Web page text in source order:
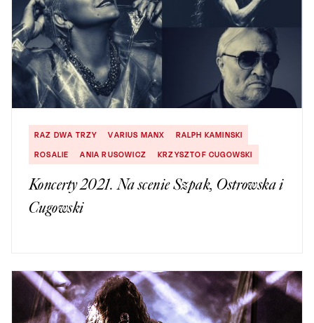
RAZ DWA TRZY VARIUS MANX
RALPH KAMINSKI
ROSALIE
ANIA RUSOWICZ KRZYSZTOF CUGOWSKI
Koncerty 2021. Na scenie Szpak, Ostrowska i
Cugowski